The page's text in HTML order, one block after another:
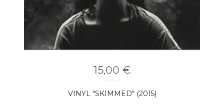
15,00 €
VINYL "SKIMMED" (2015)